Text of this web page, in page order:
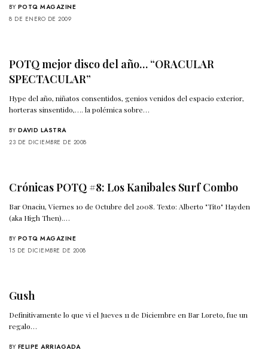
BY POTQ MAGAZINE
8 DE ENERO DE 2009
POTQ mejor disco del año… “ORACULAR
SPECTACULAR”
Hype del año, niñatos consentidos, genios venidos del espacio exterior,
horteras sinsentido,…. la polémica sobre…
BY DAVID LASTRA
23 DE DICIEMBRE DE 2008
Crónicas POTQ #8: Los Kanibales Surf Combo
Bar Onaciu, Viernes 10 de Octubre del 2008. Texto: Alberto "Tito" Hayden
(aka High Then).…
BY POTQ MAGAZINE
15 DE DICIEMBRE DE 2008
Gush
Definitivamente lo que vi el Jueves 11 de Diciembre en Bar Loreto, fue un
regalo…
BY FELIPE ARRIAGADA